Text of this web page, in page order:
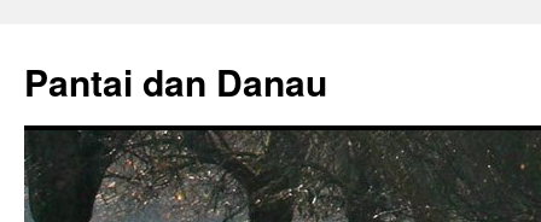
content
Pantai dan Danau